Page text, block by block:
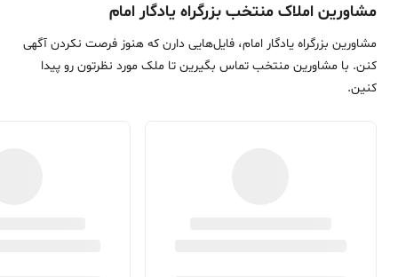
مشاورین املاک منتخب بزرگراه یادگار امام
مشاورین بزرگراه یادگار امام، فایل‌هایی دارن که هنوز فرصت نکردن آگهی
کنن. با مشاورین منتخب تماس بگیرین تا ملک مورد نظرتون رو پیدا
کنین.